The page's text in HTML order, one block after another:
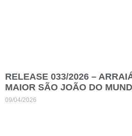
RELEASE 033/2026 –
MAIOR SÃO JOÃO DO
09/04/2026